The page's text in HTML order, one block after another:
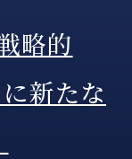
略的
新たな